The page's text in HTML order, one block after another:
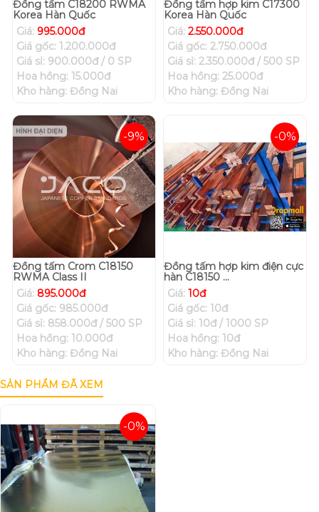
Đồng tấm C18200 RWMA
Korea Hàn Quốc
Giá: 995.000đ
Giá gốc: 1.200.000đ
Giá sỉ: 900.000đ / 0 SP
Hoa hồng: 15.000đ
Kho hàng: Đồng Nai
Đồng tấm hợp kim C17300
Korea Hàn Quốc
Giá: 2.550.000đ
Giá gốc: 2.750.000đ
Giá sỉ: 2.350.000đ / 500 SP
Hoa hồng: 25.000đ
Kho hàng: Đồng Nai
-9%
Đồng tấm Crom C18150
RWMA Class II
Giá: 895.000đ
Giá gốc: 985.000đ
Giá sỉ: 858.000đ / 500 SP
Hoa hồng: 10.000đ
Kho hàng: Đồng Nai
-0%
Đồng tấm hợp kim điện cực
hàn C18150 ...
Giá: 10đ
Giá gốc: 10đ
Giá sỉ: 10đ / 1000 SP
Hoa hồng: 10đ
Kho hàng: Đồng Nai
SẢN PHẨM ĐÃ XEM
-0%